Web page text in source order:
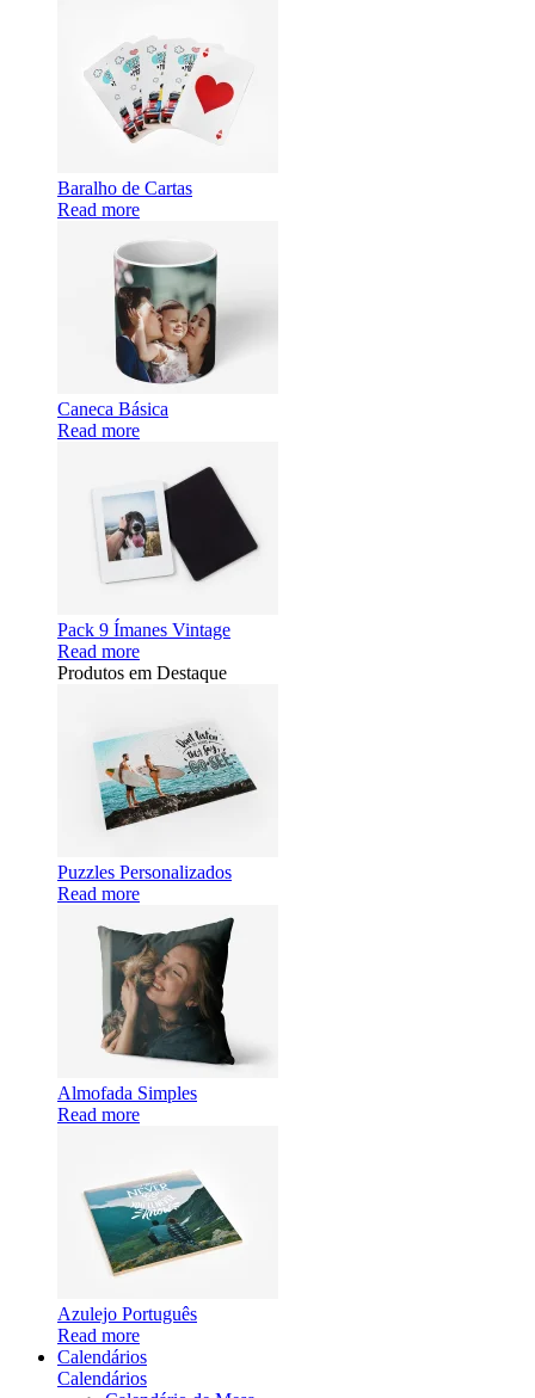
Baralho de Cartas
Read more
Caneca Básica
Read more
Pack 9 Ímanes Vintage
Read more
Produtos em Destaque
Puzzles Personalizados
Read more
Almofada Simples
Read more
Azulejo Português
Read more
Calendários
Calendários